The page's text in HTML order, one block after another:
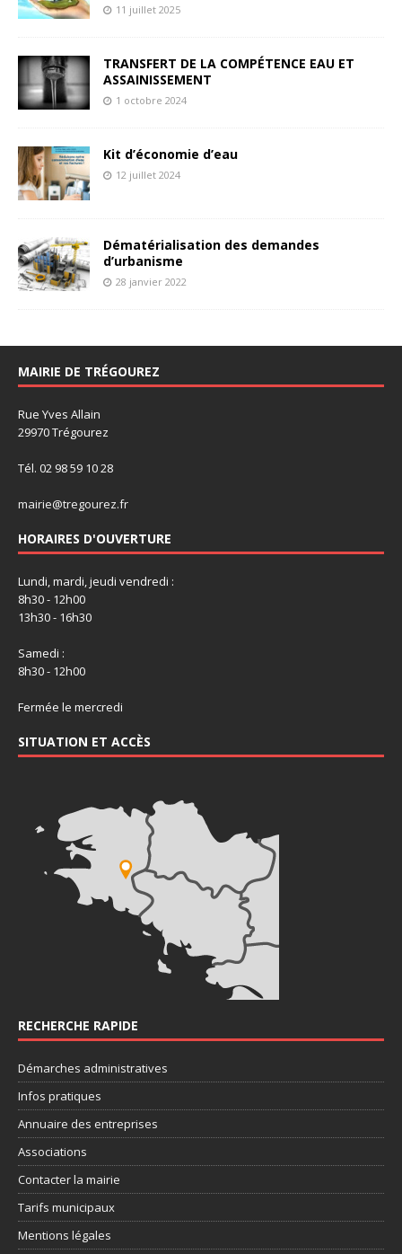
11 juillet 2025
TRANSFERT DE LA COMPÉTENCE EAU ET
ASSAINISSEMENT
1 octobre 2024
Kit d’économie d’eau
12 juillet 2024
Dématérialisation des demandes
d’urbanisme
28 janvier 2022
MAIRIE DE TRÉGOUREZ
Rue Yves Allain
29970 Trégourez
Tél. 02 98 59 10 28
mairie@tregourez.fr
HORAIRES D'OUVERTURE
Lundi, mardi, jeudi vendredi :
8h30 - 12h00
13h30 - 16h30
Samedi :
8h30 - 12h00
Fermée le mercredi
SITUATION ET ACCÈS
RECHERCHE RAPIDE
Démarches administratives
Infos pratiques
Annuaire des entreprises
Associations
Contacter la mairie
Tarifs municipaux
Mentions légales